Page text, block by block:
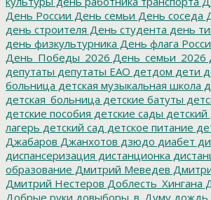
День России День семьи День соседа
день строителя День студента день
день физкультурника День флага
День_Победы_2026 День_семьи_2026
депутаты депутаты ЕАО детдом дети
больница детская музыкальная школа
детская_больница детские батуты
детские пособия детские сады
лагерь детский сад детское питание
Джабаров Джанхотов дзюдо диабет
диспансеризация дистанционка
образование Дмитрий Меведев
Дмитрий Нестеров Доблесть_Хингана
Добрые руки довыборы_в_Думу дождь